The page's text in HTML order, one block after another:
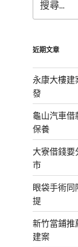
尋
關
字:
近期文章
永康大樓建
發
龜山汽車
保養
大寮借錢要
市
眼袋手術
提
新竹當鋪推
建案